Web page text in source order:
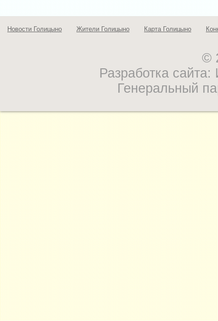
Новости Голицыно Жители Голицыно Карта Голицыно
©
Разработка
Генеральный